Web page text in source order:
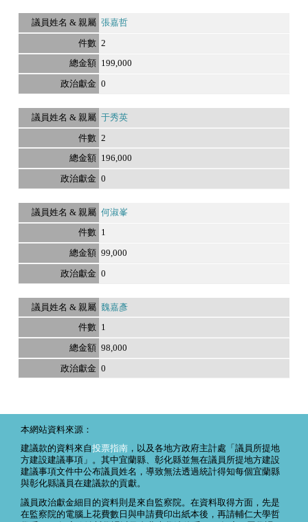
張嘉哲
2
199,000
0
于秀英
2
196,000
0
何淑峯
1
99,000
0
魏嘉彥
1
98,000
0
本網站資料來源：
建議款的資料來自投票指南 ，以及各地方政府主計處「議員所提地
方建設建議事項」。其中宜蘭縣、彰化縣並無在議員所提地方建設
建議事項文件中公布議員姓名，導致無法透過統計得知每個宜蘭縣
與彰化縣議員在建議款的貢獻。
議員政治獻金細目的資料則是來自監察院。在資料取得方面，先是
在監察院的電腦上花費數日與申請費印出紙本後，再請輔仁大學哲